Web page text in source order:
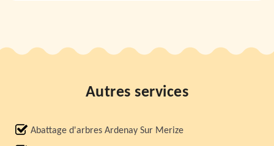
Autres services
Abattage d'arbres Ardenay Sur Merize